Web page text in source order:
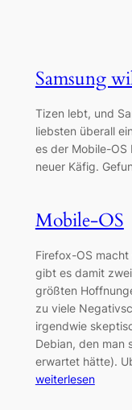
Samsung
Tizen lebt, und
liebsten überall
es der Mobile-OS
neuer Käfig.
Mobile-OS
Firefox-OS
gibt es damit
größten
zu viele
irgendwie
Debian, den man
erwartet hätte).
weiterlesen